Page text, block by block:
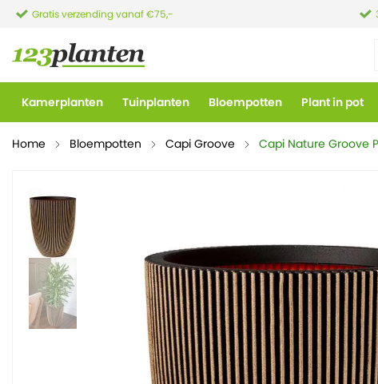
Gratis verzending vanaf €75,-
Kamerplanten Tuinplanten Bloempotten Plant in pot
Home Bloempotten Capi Groove Capi Nature Groove